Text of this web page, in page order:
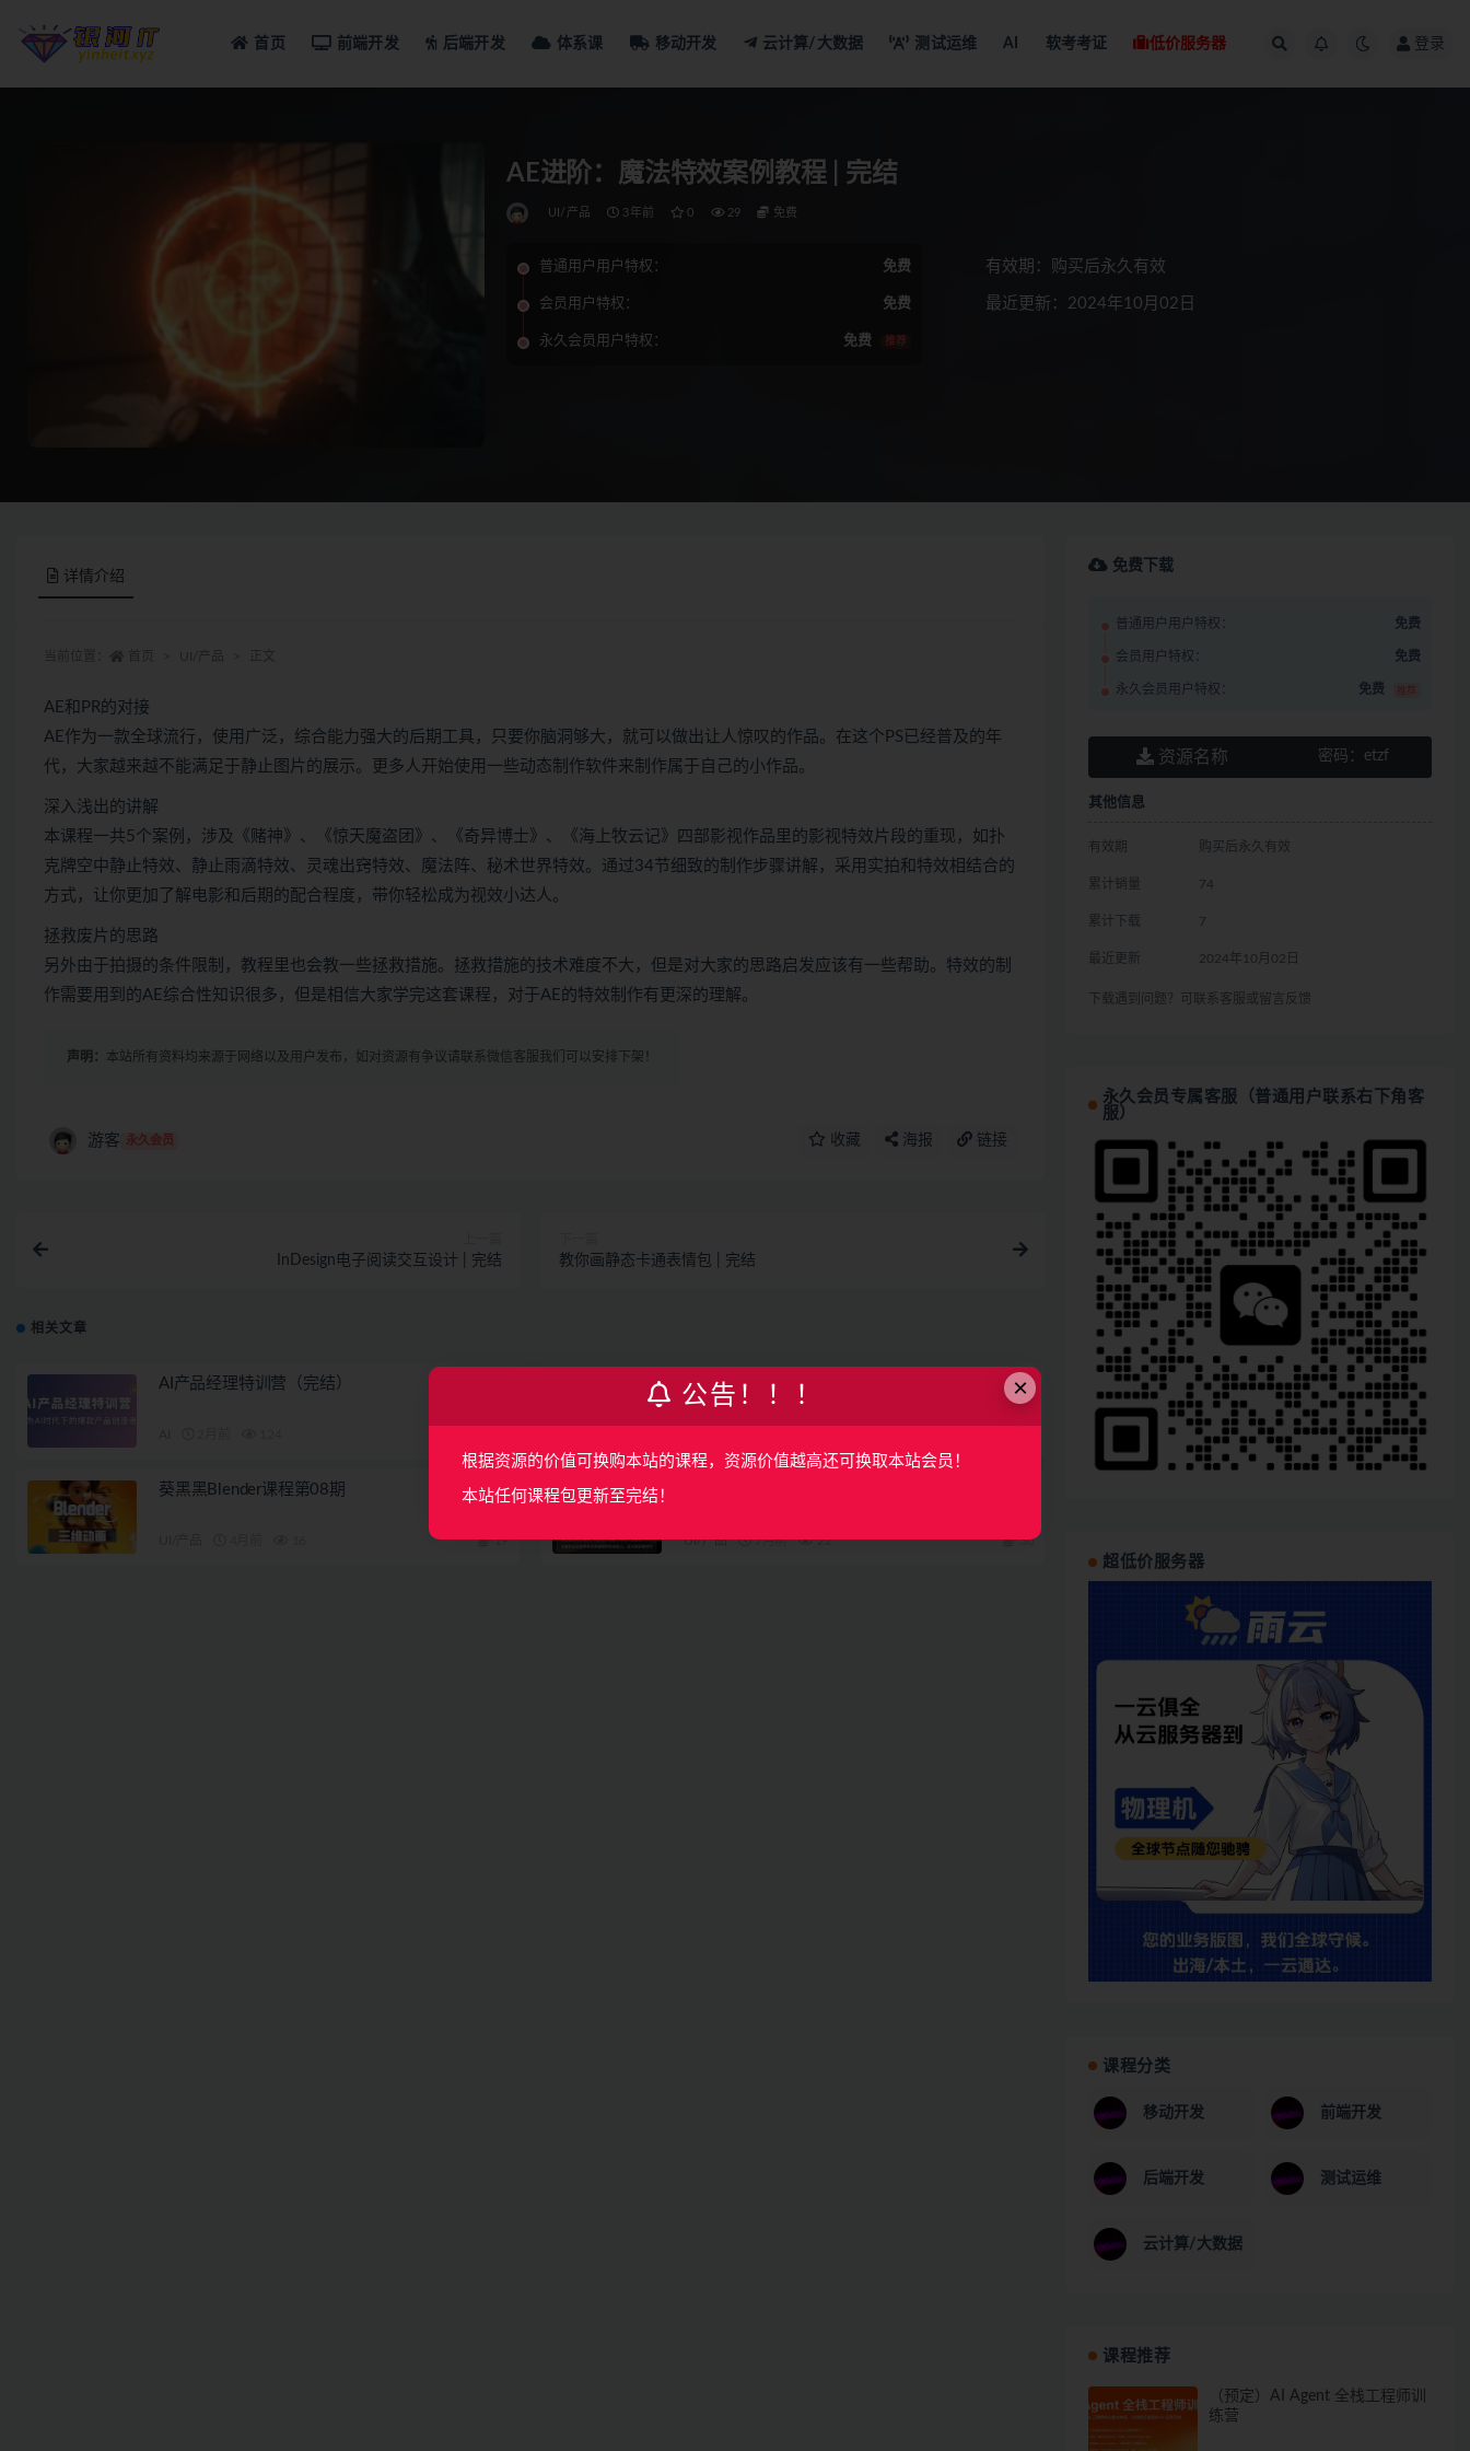
首页 前端开发 后端开发 体系课 移动开发 云计算/大数据 测试运维 AI 软考考证 低价服务器 登录
AE进阶：魔法特效案例教程 | 完结
UI/产品 3年前 0 29 免费
普通用户用户特权： 免费
会员用户特权： 免费
永久会员用户特权： 免费 推荐
有效期：购买后永久有效
最近更新：2024年10月02日
详情介绍
AE和PR的对接
AE作为一款全球流行，使用广泛，综合能力强大的后期工具，只要你脑洞够大，就可以做出让人惊叹的作品。在这个PS已经普及的年
代，大家越来越不能满足于静止图片的展示。更多人开始使用一些动态制作软件来制作属于自己的小作品。
深入浅出的讲解
本课程一共5个案例，涉及《赌神》、《惊天魔盗团》、《奇异博士》、《海上牧云记》四部影视作品里的影视特效片段的重现，如扑
克牌空中静止特效、静止雨滴特效、灵魂出窍特效、魔法阵、秘术世界特效。通过34节细致的制作步骤讲解，采用实拍和特效相结合的
方式，让你更加了解电影和后期的配合程度，带你轻松成为视效小达人。
拯救废片的思路
另外由于拍摄的条件限制，教程里也会教一些拯救措施。拯救措施的技术难度不大，但是对大家的思路启发应该有一些帮助。特效的制
作需要用到的AE综合性知识很多，但是相信大家学完这套课程，对于AE的特效制作有更深的理解。
声明： 本站所有资料均来源于网络以及用户发布，如对资源有争议请联系微信客服我们可以安排下架！
游客 永久会员 收藏 海报 链接
InDesign电子阅读交互设计 | 完结 教你画静态卡通表情包 | 完结
相关文章
AI产品经理特训营（完结）
覆盖车载投屏、多媒体、智能语音等核心功能开
发（完结）
葵黑黑Blender课程第08期
19 UI/产品 7月前 22 30
免费下载
普通用户用户特权： 免费
会员用户特权： 免费
永久会员用户特权： 免费 推荐
资源名称 密码： etzf
其他信息
有效期 购买后永久有效
累计销量 74
累计下载 7
最近更新 2024年10月02日
下载遇到问题？可联系客服或留言反馈
永久会员专属客服（普通用户联系右下角客
服）
超低价服务器
课程分类
移动开发 前端开发
后端开发 测试运维
云计算/大数据
课程推荐
（预定）AI Agent 全栈工程师训
练营
×
公告！！！
根据资源的价值可换购本站的课程，资源价值越高还可换取本站会员！
本站任何课程包更新至完结！